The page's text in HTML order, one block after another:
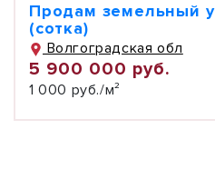
Продам земельный
(сотка)
Волгоградская обл
5 900 000 руб.
1 000 руб./м²